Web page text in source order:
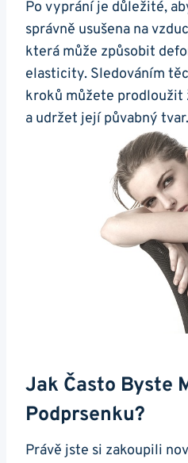
Po vyprání je důležité,
správně usušena na
která může způsobit
elasticity. Sledováním
kroků můžete prodloužit
a udržet její půvabný tvar.
Jak Často Byste
Podprsenku?
Právě jste si zakoupili